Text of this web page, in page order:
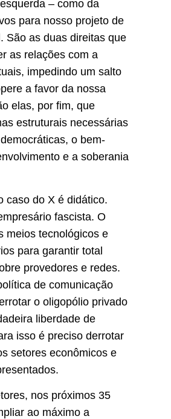
– como da
para nosso projeto de
São as duas direitas que
as relações com a
impedindo um salto
a favor da nossa
elas, por fim, que
estruturais necessárias
o bem-
e a soberania
caso do X é didático.
fascista. O
meios tecnológicos e
para garantir total
provedores e redes.
de comunicação
o oligopólio privado
liberdade de
isso é preciso derrotar
setores econômicos e
nos próximos 35
ao máximo a